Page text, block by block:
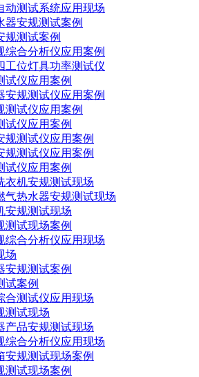
动测试系统应用现场
器安规测试案例
规测试案例
综合分析仪应用案例
工位灯具功率测试仪
试仪应用案例
安规测试仪应用案例
测试仪应用案例
试仪应用案例
规测试仪应用案例
规测试仪应用案例
试仪应用案例
衣机安规测试现场
气热水器安规测试现场
安规测试现场
测试现场案例
综合分析仪应用现场
场
安规测试案例
试案例
合测试仪应用现场
测试现场
产品安规测试现场
综合分析仪应用现场
安规测试现场案例
测试现场案例